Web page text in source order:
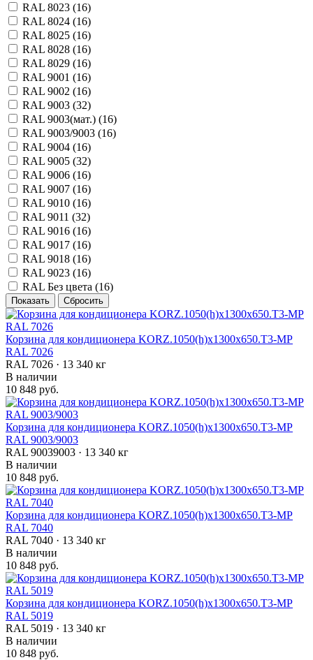
RAL 8023 (16)
RAL 8024 (16)
RAL 8025 (16)
RAL 8028 (16)
RAL 8029 (16)
RAL 9001 (16)
RAL 9002 (16)
RAL 9003 (32)
RAL 9003(мат.) (16)
RAL 9003/9003 (16)
RAL 9004 (16)
RAL 9005 (32)
RAL 9006 (16)
RAL 9007 (16)
RAL 9010 (16)
RAL 9011 (32)
RAL 9016 (16)
RAL 9017 (16)
RAL 9018 (16)
RAL 9023 (16)
RAL Без цвета (16)
Корзина для кондиционера KORZ.1050(h)x1300x650.T3-MP
RAL 7026
RAL 7026 · 13 340 кг
В наличии
10 848 руб.
Корзина для кондиционера KORZ.1050(h)x1300x650.T3-MP
RAL 9003/9003
RAL 90039003 · 13 340 кг
В наличии
10 848 руб.
Корзина для кондиционера KORZ.1050(h)x1300x650.T3-MP
RAL 7040
RAL 7040 · 13 340 кг
В наличии
10 848 руб.
Корзина для кондиционера KORZ.1050(h)x1300x650.T3-MP
RAL 5019
RAL 5019 · 13 340 кг
В наличии
10 848 руб.